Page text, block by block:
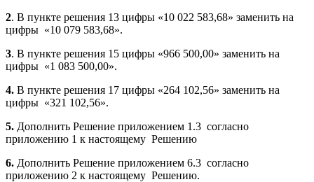
2. В пункте решения 13 цифры «10 022 583,68» заменить на
цифры «10 079 583,68».
3. В пункте решения 15 цифры «966 500,00» заменить на
цифры «1 083 500,00».
4. В пункте решения 17 цифры «264 102,56» заменить на
цифры «321 102,56».
5. Дополнить Решение приложением 1.3 согласно
приложению 1 к настоящему Решению
6. Дополнить Решение приложением 6.3 согласно
приложению 2 к настоящему Решению.